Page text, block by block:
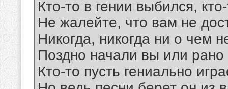
Кто-то в гении выбился,
Не жалейте, что вам не
Никогда, никогда ни о чем
Поздно начали вы или
Кто-то пусть гениально